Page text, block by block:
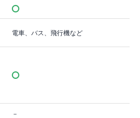
電車、バス、飛行機など
－